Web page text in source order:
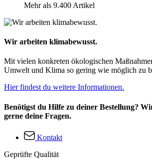
Mehr als 9.400 Artikel
Wir arbeiten klimabewusst.
Mit vielen konkreten ökologischen
Umwelt und Klima so gering wie möglich zu
Hier findest du weitere Informationen.
Benötigst du Hilfe zu deiner Bestellung?
gerne deine Fragen.
Kontakt
Geprüfte Qualität